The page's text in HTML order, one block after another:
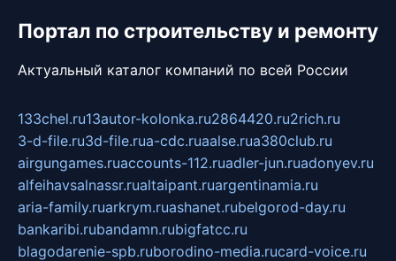
Портал по строительству и ремонту
Актуальный каталог компаний по всей России
133chel.ru13autor-kolonka.ru2864420.ru2rich.ru
3-d-file.ru3d-file.rua-cdc.ruaalse.rua380club.ru
airgungames.ruaccounts-112.ruadler-jun.ruadonyev.ru
alfeihavsalnassr.rualtaipant.ruargentinamia.ru
aria-family.ruarkrym.ruashanet.rubelgorod-day.ru
bankaribi.rubandamn.rubigfatcc.ru
blagodarenie-spb.ruborodino-media.rucard-voice.ru